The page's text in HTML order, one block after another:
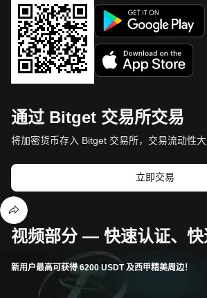
通过 Bitget 交易所交易
将加密货币存入 Bitget 交易所，交易流动性
立即交易
视频部分 — 快速认证、快
新用户最高可获得 6200 USDT 及西甲精美周边！